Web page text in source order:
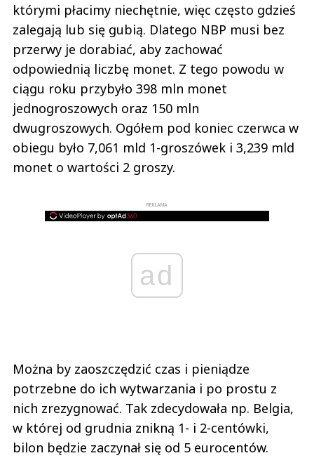
którymi płacimy niechętnie, więc często gdzieś
zalegają lub się gubią. Dlatego NBP musi bez
przerwy je dorabiać, aby zachować
odpowiednią liczbę monet. Z tego powodu w
ciągu roku przybyło 398 mln monet
jednogroszowych oraz 150 mln
dwugroszowych. Ogółem pod koniec czerwca w
obiegu było 7,061 mld 1-groszówek i 3,239 mld
monet o wartości 2 groszy.
REKLAMA
ad
Można by zaoszczędzić czas i pieniądze
potrzebne do ich wytwarzania i po prostu z
nich zrezygnować. Tak zdecydowała np. Belgia,
w której od grudnia znikną 1- i 2-centówki,
bilon będzie zaczynał się od 5 eurocentów.